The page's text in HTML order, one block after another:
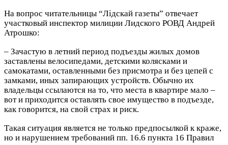
На вопрос читательницы “Лідскай газеты” отвечает
участковый инспектор милиции Лидского РОВД Андрей
Атрошко:
– Зачастую в летний период подъезды жилых домов
заставлены велосипедами, детскими колясками и
самокатами, оставленными без присмотра и без цепей с
замками, иных запирающих устройств. Обычно их
владельцы ссылаются на то, что места в квартире мало –
вот и приходится оставлять свое имущество в подъезде,
как говорится, на свой страх и риск.
Такая ситуация является не только предпосылкой к краже,
но и нарушением требований пп. 16.6 пункта 16 Правил